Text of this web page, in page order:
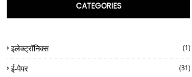
CATEGORIES
इलेक्ट्रॉनिक्स (1)
ई-पेपर (31)